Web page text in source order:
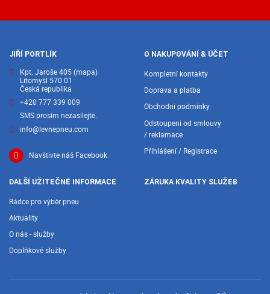
JIŘÍ PORTLÍK
Kpt. Jaroše 405(mapa)
Litomyšl 570 01
Česká republika
+420 777 339 009
SMS prosím nezasílejte.
info@levnepneu.com
Navštivte náš Facebook
O NAKUPOVÁNÍ & ÚČET
Kompletní kontakty
Doprava a platba
Obchodní podmínky
Odstoupení od smlouvy
/ reklamace
Přihlášení / Registrace
DALŠÍ UŽITEČNÉ INFORMACE
Rádce pro výběr pneu
Aktuality
O nás - služby
Doplňkové služby
ZÁRUKA KVALITY SLUŽEB